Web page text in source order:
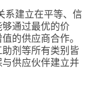
系建立在平等、信
够通过最优的价
的供应商合作。
剂等所有类别皆
供应伙伴建立并